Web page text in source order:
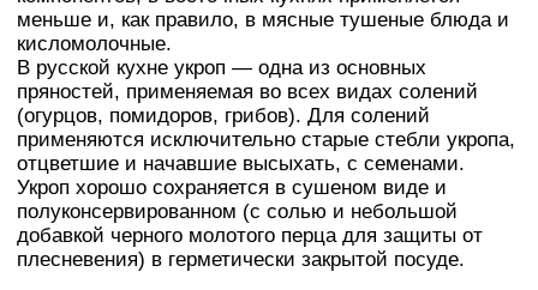
меньше и, как правило, в мясные тушеные блюда и
кисломолочные.
В русской кухне укроп — одна из основных
пряностей, применяемая во всех видах солений
(огурцов, помидоров, грибов). Для солений
применяются исключительно старые стебли укропа,
отцветшие и начавшие высыхать, с семенами.
Укроп хорошо сохраняется в сушеном виде и
полуконсервированном (с солью и небольшой
добавкой черного молотого перца для защиты от
плесневения) в герметически закрытой посуде.